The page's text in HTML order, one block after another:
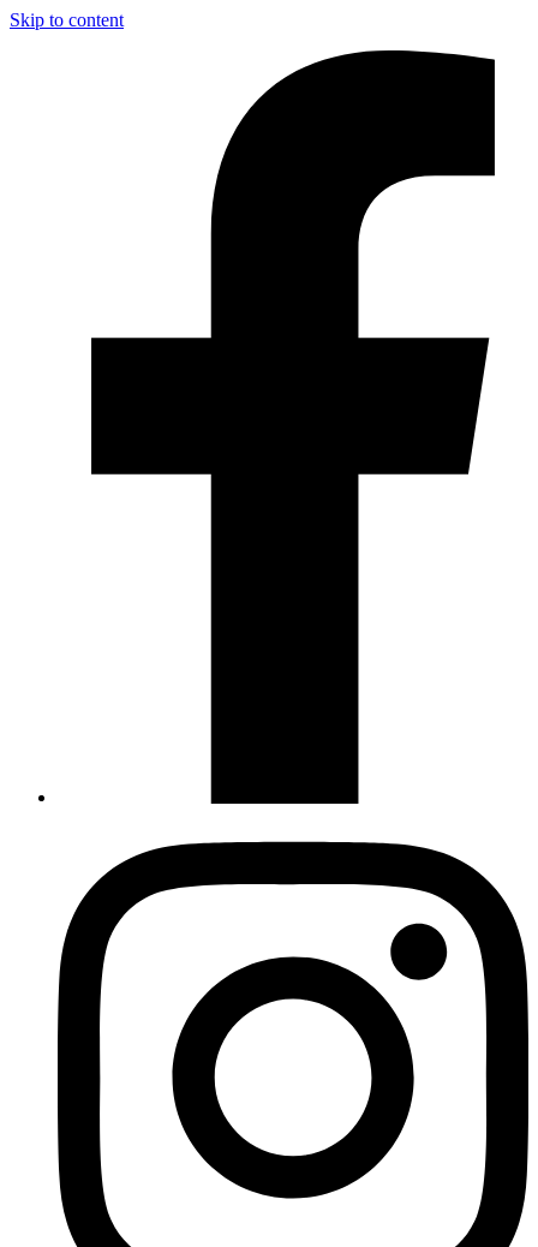
Skip to content